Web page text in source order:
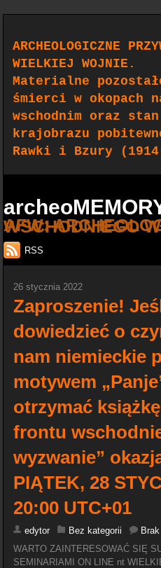
ARCHEOLOGICZNE
WIELKIEJ WOJNIE.
Materialne
śmierci w okopach
wschodnim oraz
krajobrazu
Rawki i Bzury
AFW: ARCHEOLOGIA FRONTU
RSS
26 stycznia 2022
Zaproszenie!
dowiedzieć o
nam niemieckie
motywem
otrzymać
frontu
wyzwanie”
PIĄTEK, 28
20:00 UTC+01
edytor Bez kategorii
WARTO ZAINTERESOWAĆ SIĘ
SEMINARIAMI ON LINE nt